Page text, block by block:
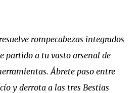
rompecabezas integrados
partido a tu vasto arsenal de
Ábrete paso entre
y derrota a las tres Bestias